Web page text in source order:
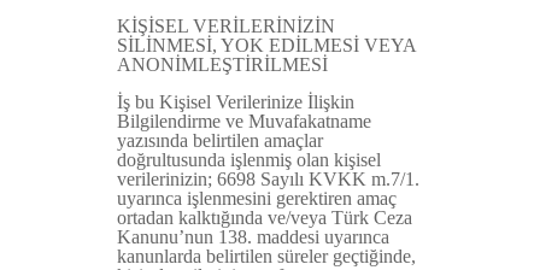
KİŞİSEL VERİLERİNİZİN
SİLİNMESİ, YOK EDİLMESİ VEYA
ANONİMLEŞTİRİLMESİ
İş bu Kişisel Verilerinize İlişkin
Bilgilendirme ve Muvafakatname
yazısında belirtilen amaçlar
doğrultusunda işlenmiş olan kişisel
verilerinizin; 6698 Sayılı KVKK m.7/1.
uyarınca işlenmesini gerektiren amaç
ortadan kalktığında ve/veya Türk Ceza
Kanunu’nun 138. maddesi uyarınca
kanunlarda belirtilen süreler geçtiğinde,